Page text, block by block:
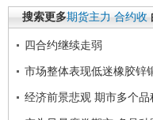
搜索更多期货主力 合约收
四合约继续走弱
市场整体表现低迷橡胶锌
经济前景悲观 期市多个品